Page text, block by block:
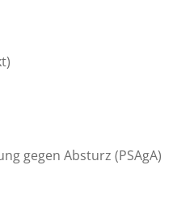
gegen Absturz (PSAgA)